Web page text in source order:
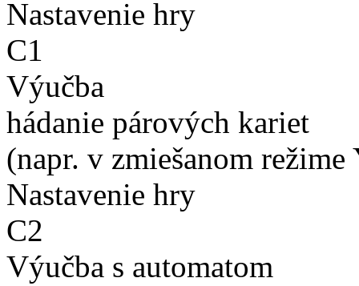
Nastavenie hry
C1
Výučba
hádanie párových kariet
(napr. v zmiešanom režime
Nastavenie hry
C2
Výučba s automatom